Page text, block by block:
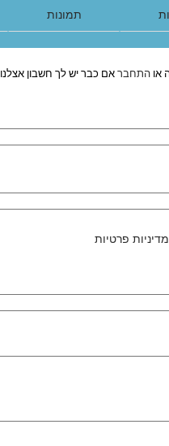
תמונות
או התחבראם כבר יש לך חשבון אצלנו
מדיניות פרטיות